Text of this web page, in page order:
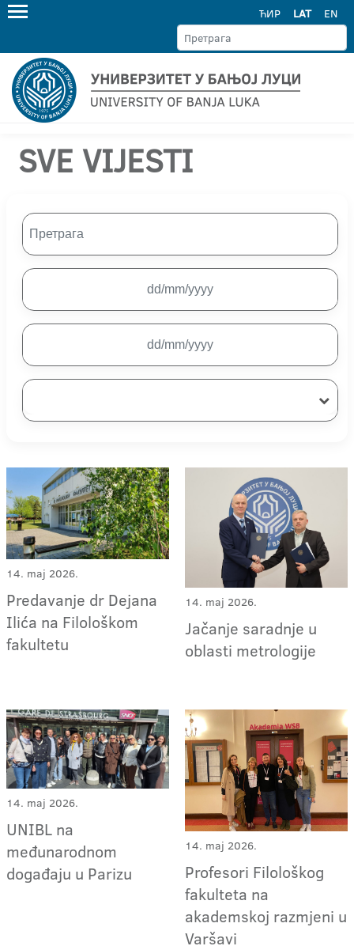
ЋИР LAT EN
SVE VIJESTI
14. maj 2026.
Predavanje dr Dejana
Ilića na Filološkom
fakultetu
14. maj 2026.
Jačanje saradnje u
oblasti metrologije
14. maj 2026.
UNIBL na
međunarodnom
događaju u Parizu
14. maj 2026.
Profesori Filološkog
fakulteta na
akademskoj razmjeni u
Varšavi